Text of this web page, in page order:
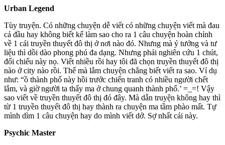
Urban Legend
Tùy truyện. Có những chuyện dễ viết có những chuyện viết mà đau
cả đầu hay không biết kể làm sao cho ra 1 câu chuyện hoàn chỉnh
về 1 cái truyền thuyết đô thị ở nơi nào đó. Nhưng mà ý tưởng và tư
liệu thì dồi dào phong phú đa dạng. Nhưng phải nghiên cứu 1 chút,
đối chiếu này nọ. Viết nhiều rồi hay tôi đã chọn truyền thuyết đô thị
nào ở city nào rồi. Thế mà lắm chuyện chẳng biết viết ra sao. Ví dụ
như: “ồ thành phố này hồi trước chiến tranh có nhiều người chết
lắm, và giờ người ta thấy ma ở chung quanh thành phố.’ =_=! Vậy
sao viết về truyền thuyết đô thị đó đây. Mà dẫn truyện không hay thì
từ 1 truyền thuyết đô thị hay thành ra chuyện ma tầm phào mất. Tự
mình dìm 1 câu chuyện hay do mình viết dở. Sợ nhất cái này.
Psychic Master